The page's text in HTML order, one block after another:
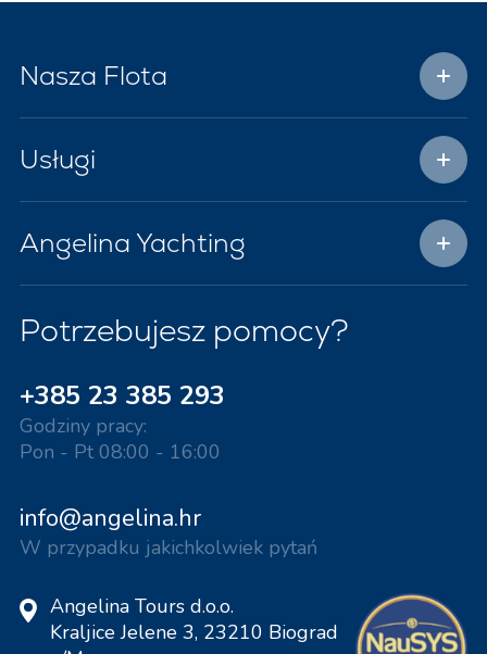
Nasza Flota
Usługi
Angelina Yachting
Potrzebujesz pomocy?
+385 23 385 293
Godziny pracy:
Pon - Pt 08:00 - 16:00
info@angelina.hr
W przypadku jakichkolwiek pytań
Angelina Tours d.o.o.
Kraljice Jelene 3, 23210 Biograd